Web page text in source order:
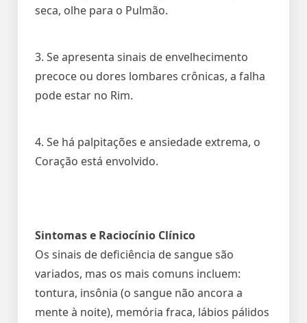
seca, olhe para o Pulmão.
3. Se apresenta sinais de envelhecimento
precoce ou dores lombares crônicas, a falha
pode estar no Rim.
4. Se há palpitações e ansiedade extrema, o
Coração está envolvido.
Sintomas e Raciocínio Clínico
Os sinais de deficiência de sangue são
variados, mas os mais comuns incluem:
tontura, insônia (o sangue não ancora a
mente à noite), memória fraca, lábios pálidos